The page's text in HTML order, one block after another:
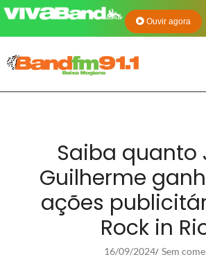
Ouvir agora
Saiba quanto
Guilherme
ações
Rock in
16/09/2024/ Sem